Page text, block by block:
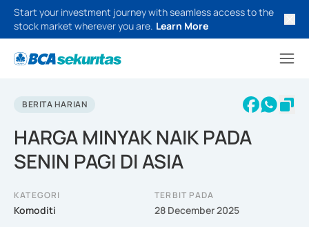
Start your investment journey with seamless access to the
stock market wherever you are. Learn More
BERITA HARIAN
HARGA MINYAK NAIK PADA
SENIN PAGI DI ASIA
KATEGORI
Komoditi
TERBIT PADA
28 December 2025